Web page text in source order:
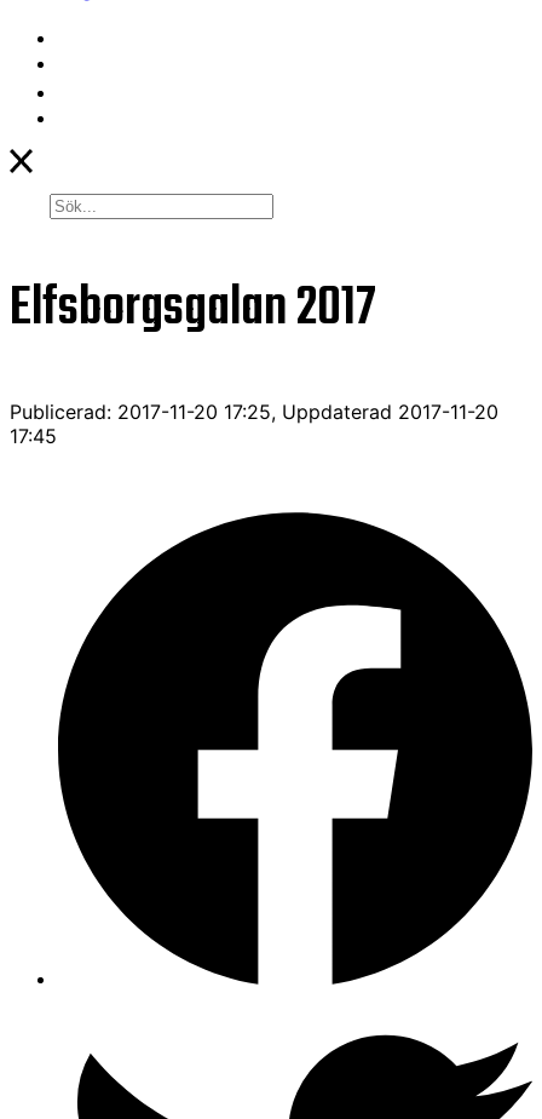
Elfsborgsgalan 2017
Publicerad: 2017-11-20 17:25, Uppdaterad 2017-11-20
17:45